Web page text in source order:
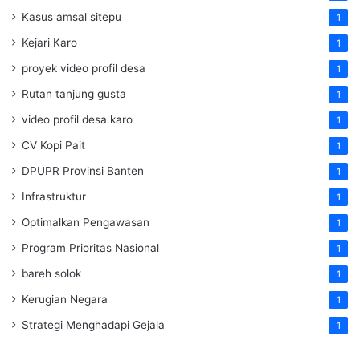
Kasus amsal sitepu 1
Kejari Karo 1
proyek video profil desa 1
Rutan tanjung gusta 1
video profil desa karo 1
CV Kopi Pait 1
DPUPR Provinsi Banten 1
Infrastruktur 1
Optimalkan Pengawasan 1
Program Prioritas Nasional 1
bareh solok 1
Kerugian Negara 1
Strategi Menghadapi Gejala 1